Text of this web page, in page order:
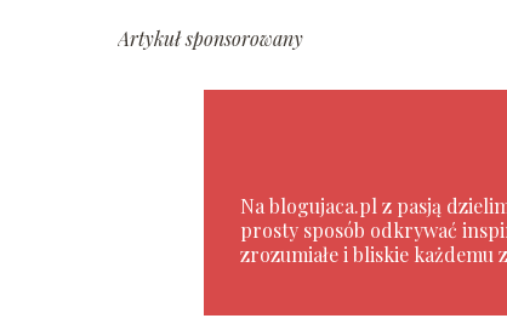
Artykuł sponsorowany
Na blogujaca.pl z pasją
prosty sposób odkrywać
zrozumiałe i bliskie każdemu